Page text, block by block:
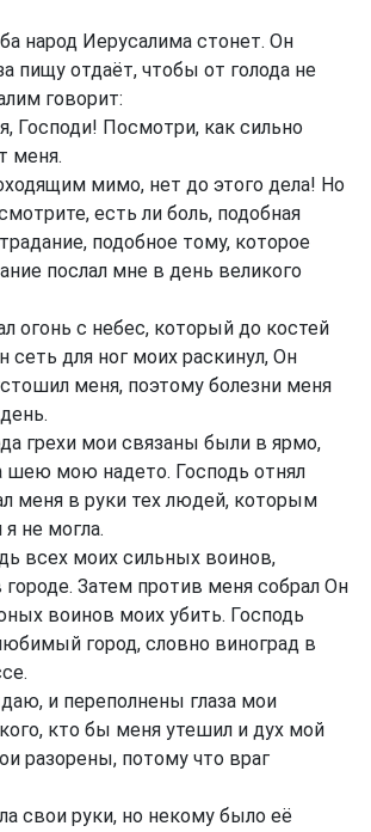
народ Иерусалима стонет. Он
пищу отдаёт, чтобы от голода не
говорит:
Господи! Посмотри, как сильно
меня.
мимо, нет до этого дела! Но
есть ли боль, подобная
подобное тому, которое
послал мне в день великого
огонь с небес, который до костей
сеть для ног моих раскинул, Он
меня, поэтому болезни меня
грехи мои связаны были в ярмо,
шею мою надето. Господь отнял
меня в руки тех людей, которым
не могла.
всех моих сильных воинов,
Затем против меня собрал Он
воинов моих убить. Господь
город, словно виноград в
и переполнены глаза мои
кто бы меня утешил и дух мой
разорены, потому что враг
свои руки, но некому было её